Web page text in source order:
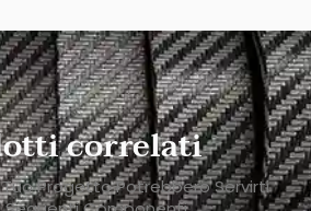
correlati
Progetto Potrebbero Servirti